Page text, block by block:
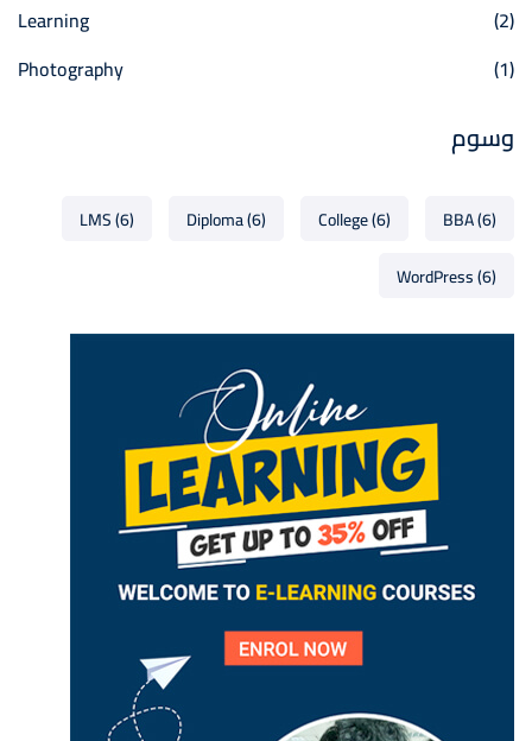
Learning
(2)
Photography
(1)
وسوم
BBA(6)
College(6)
Diploma(6)
LMS(6)
WordPress(6)